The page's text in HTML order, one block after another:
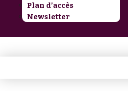
Plan d’accès
Newsletter